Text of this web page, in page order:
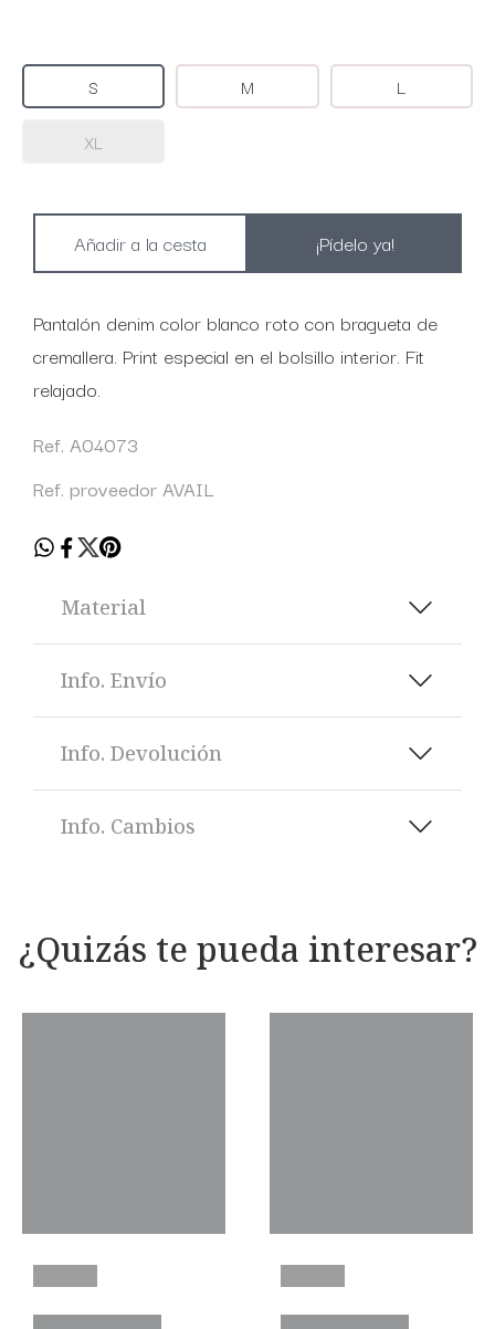
S M L
XL
¡Pídelo ya!
Pantalón denim color blanco roto con bragueta de
cremallera. Print especial en el bolsillo interior. Fit
relajado.
Ref. A04073
Ref. proveedor AVAIL
Material
Info. Envío
Info. Devolución
Info. Cambios
¿Quizás te pueda interesar?